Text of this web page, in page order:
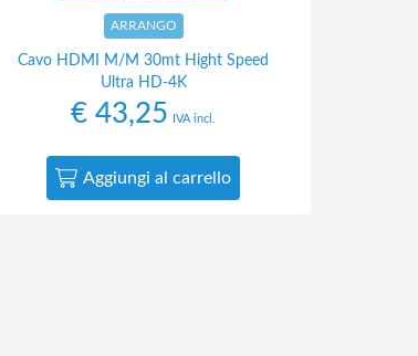
ARRANGO
Cavo HDMI M/M 30mt Hight Speed
Ultra HD-4K
€ 43,25 IVA incl.
Aggiungi al carrello